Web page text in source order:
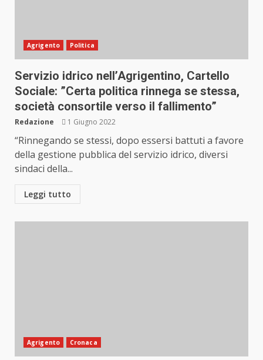
Agrigento Politica
Servizio idrico nell’Agrigentino, Cartello
Sociale: ”Certa politica rinnega se stessa,
società consortile verso il fallimento”
Redazione 1 Giugno 2022
“Rinnegando se stessi, dopo essersi battuti a favore
della gestione pubblica del servizio idrico, diversi
sindaci della...
Leggi tutto
Agrigento Cronaca